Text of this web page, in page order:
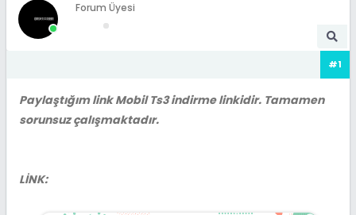
Forum Üyesi
#1
Paylaştığım link Mobil Ts3 indirme linkidir. Tamamen
sorunsuz çalışmaktadır.
LİNK: